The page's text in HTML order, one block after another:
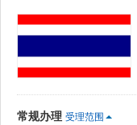
常规办理 受理范围